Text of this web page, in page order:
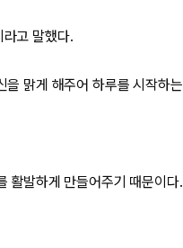
고 말했다.
맑게 해주어 하루를 시작하
활발하게 만들어주기 때문이다.